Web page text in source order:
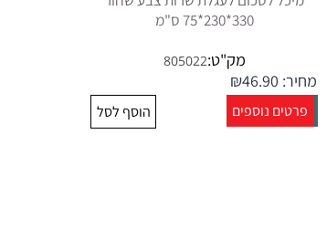
330*230*75 ס"מ
מק"ט:805022
מחיר: ₪46.90
פרטים נוספים הוסף לסל